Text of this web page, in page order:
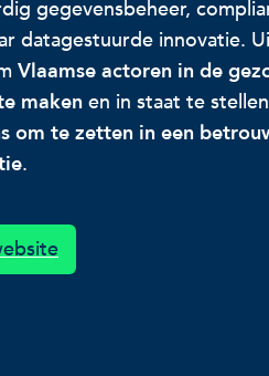
gegevensbeheer,
datagestuurde innovatie.
Vlaamse actoren in de
makenen in staat te stellen
om te zetten in een
.